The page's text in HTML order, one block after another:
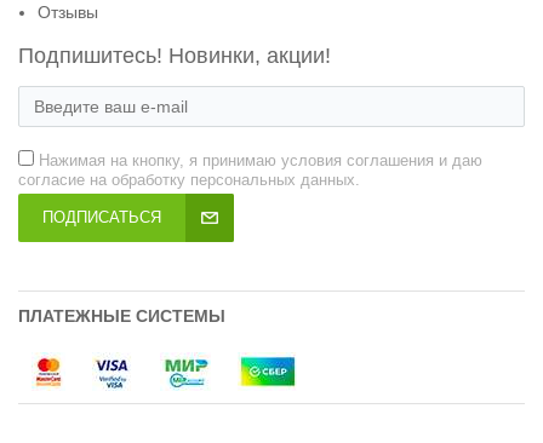
Отзывы
Подпишитесь! Новинки, акции!
Нажимая на кнопку, я принимаю условия соглашения и даю
согласие на обработку персональных данных.
ПОДПИСАТЬСЯ
ПЛАТЕЖНЫЕ СИСТЕМЫ